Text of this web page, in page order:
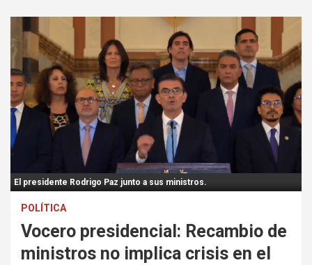
s
m
e
n
t
El presidente Rodrigo Paz junto a sus ministros.
POLÍTICA
Vocero presidencial: Recambio de
ministros no implica crisis en el